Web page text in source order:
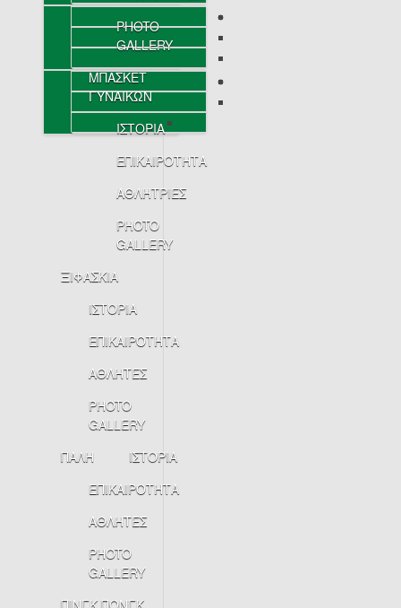
PHOTO
GALLERY
ΜΠΑΣΚΕΤ
ΓΥΝΑΙΚΩΝ
ΙΣΤΟΡΙΑ
ΕΠΙΚΑΙΡΟΤΗΤΑ
ΑΘΛΗΤΡΙΕΣ
PHOTO
GALLERY
ΞΙΦΑΣΚΙΑ
ΙΣΤΟΡΙΑ
ΕΠΙΚΑΙΡΟΤΗΤΑ
ΑΘΛΗΤΕΣ
PHOTO
GALLERY
ΠΑΛΗ
ΙΣΤΟΡΙΑ
ΕΠΙΚΑΙΡΟΤΗΤΑ
ΑΘΛΗΤΕΣ
PHOTO
GALLERY
ΠΙΝΓΚ ΠΟΝΓΚ